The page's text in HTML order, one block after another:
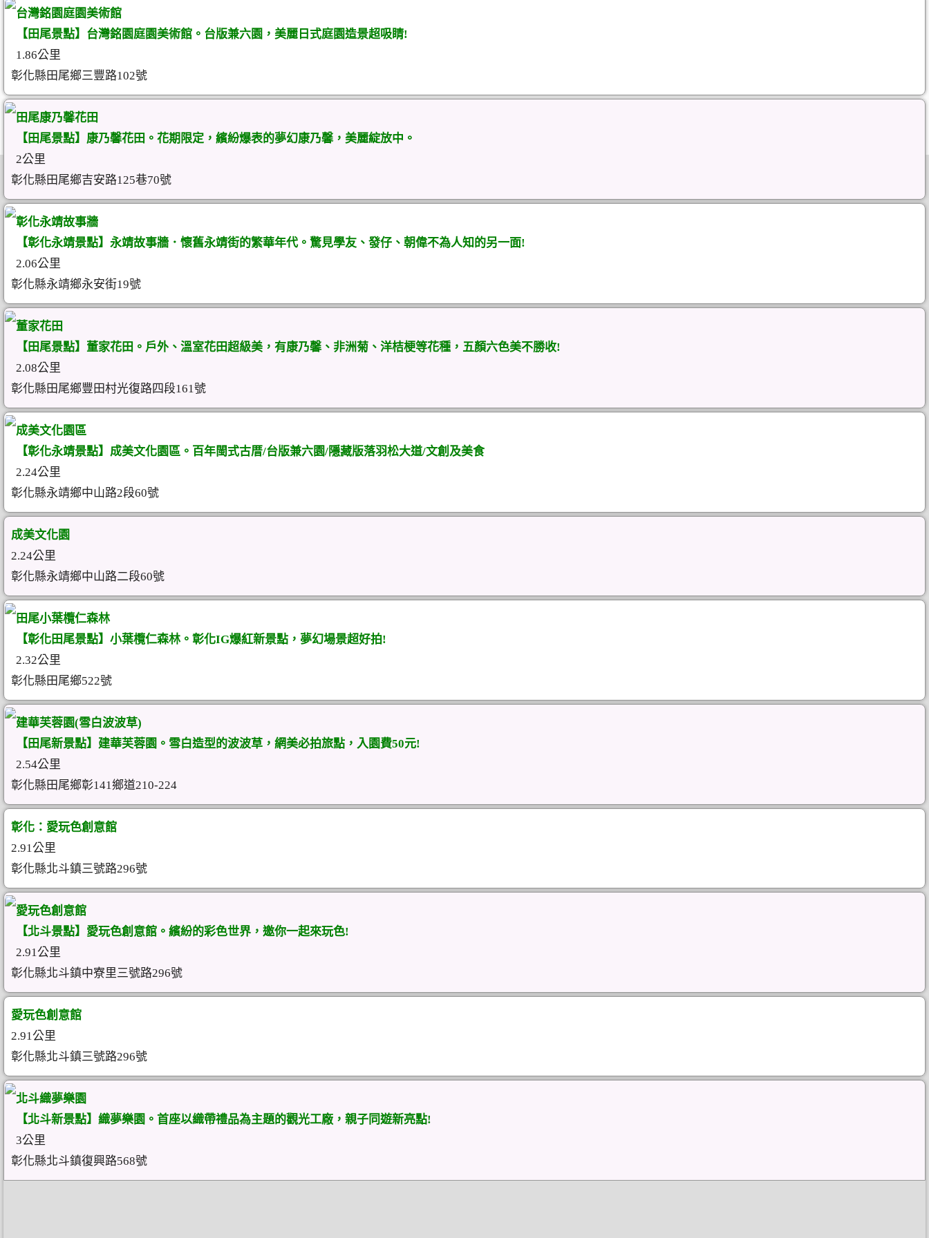
台灣銘園庭園美術館
【田尾景點】台灣銘園庭園美術館。台版兼六園，美麗日式庭園造景超吸睛!
1.86公里
彰化縣田尾鄉三豐路102號
田尾康乃馨花田
【田尾景點】康乃馨花田。花期限定，繽紛爆表的夢幻康乃馨，美麗綻放中。
2公里
彰化縣田尾鄉吉安路125巷70號
彰化永靖故事牆
【彰化永靖景點】永靖故事牆．懷舊永靖街的繁華年代。驚見學友、發仔、朝偉不為人知的另一面!
2.06公里
彰化縣永靖鄉永安街19號
董家花田
【田尾景點】董家花田。戶外、溫室花田超級美，有康乃馨、非洲菊、洋桔梗等花種，五顏六色美不勝收!
2.08公里
彰化縣田尾鄉豐田村光復路四段161號
成美文化園區
【彰化永靖景點】成美文化園區。百年閩式古厝/台版兼六園/隱藏版落羽松大道/文創及美食
2.24公里
彰化縣永靖鄉中山路2段60號
成美文化園
2.24公里
彰化縣永靖鄉中山路二段60號
田尾小葉欖仁森林
【彰化田尾景點】小葉欖仁森林。彰化IG爆紅新景點，夢幻場景超好拍!
2.32公里
彰化縣田尾鄉522號
建華芙蓉園(雪白波波草)
【田尾新景點】建華芙蓉園。雪白造型的波波草，網美必拍旅點，入園費50元!
2.54公里
彰化縣田尾鄉彰141鄉道210-224
彰化：愛玩色創意館
2.91公里
彰化縣北斗鎮三號路296號
愛玩色創意館
【北斗景點】愛玩色創意館。繽紛的彩色世界，邀你一起來玩色!
2.91公里
彰化縣北斗鎮中寮里三號路296號
愛玩色創意館
2.91公里
彰化縣北斗鎮三號路296號
北斗織夢樂園
【北斗新景點】織夢樂園。首座以織帶禮品為主題的觀光工廠，親子同遊新亮點!
3公里
彰化縣北斗鎮復興路568號